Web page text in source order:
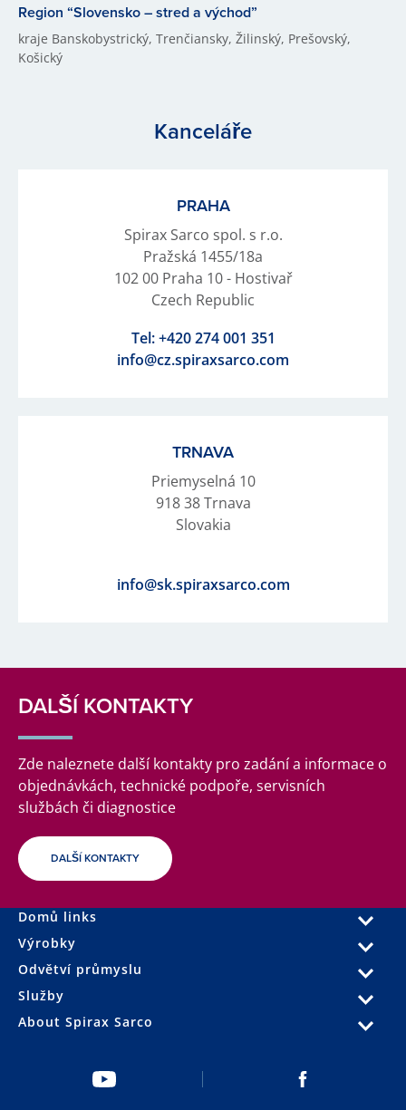
Region “Slovensko – stred a východ”
kraje Banskobystrický, Trenčiansky, Žilinský, Prešovský,
Košický
Kanceláře
PRAHA
Spirax Sarco spol. s r.o.
Pražská 1455/18a
102 00 Praha 10 - Hostivař
Czech Republic
Tel:+420 274 001 351
info@cz.spiraxsarco.com
TRNAVA
Priemyselná 10
918 38 Trnava
Slovakia
info@sk.spiraxsarco.com
DALŠÍ KONTAKTY
Zde naleznete další kontakty pro zadání a informace o
objednávkách, technické podpoře, servisních
službách či diagnostice
DALŠÍ KONTAKTY
Domů links
Výrobky
Odvětví průmyslu
Služby
About Spirax Sarco